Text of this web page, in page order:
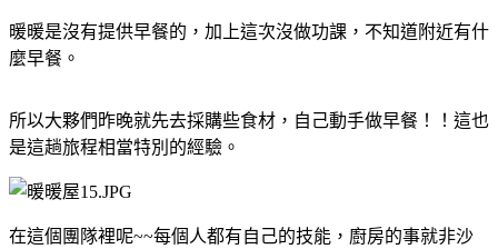
暖暖是沒有提供早餐的，加上這次沒做功課，不知道附近有什
麼早餐。
所以大夥們昨晚就先去採購些食材，自己動手做早餐！！這也
是這趟旅程相當特別的經驗。
在這個團隊裡呢~~每個人都有自己的技能，廚房的事就非沙